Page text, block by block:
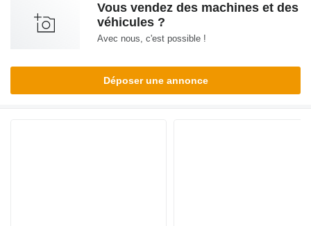
Vous vendez des machines et des
véhicules ?
Avec nous, c'est possible !
Déposer une annonce